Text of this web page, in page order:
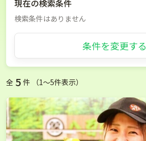
現在の検索条件
検索条件はありません
条件を変更する
全 5 件 （1〜5件表示）